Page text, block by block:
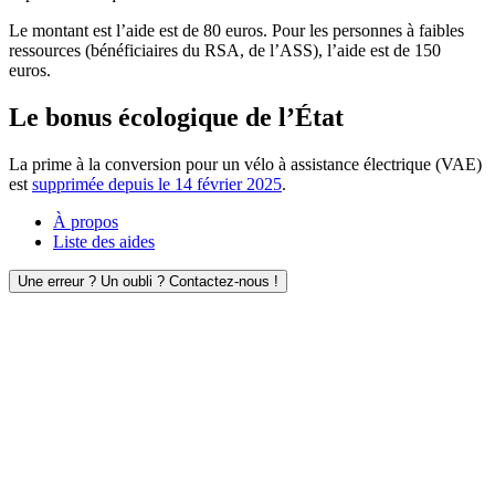
Le montant est l’aide est de 80 euros. Pour les personnes à faibles
ressources (bénéficiaires du RSA, de l’ASS), l’aide est de 150
euros.
Le bonus écologique de l’État
La prime à la conversion pour un vélo à assistance électrique (VAE)
est supprimée depuis le 14 février 2025.
À propos
Liste des aides
Une erreur ? Un oubli ? Contactez-nous !